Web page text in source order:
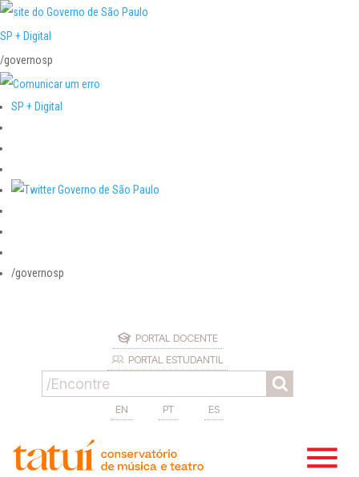
SP + Digital
/governosp
SP + Digital
/governosp
PORTAL DOCENTE
PORTAL ESTUDANTIL
EN PT ES